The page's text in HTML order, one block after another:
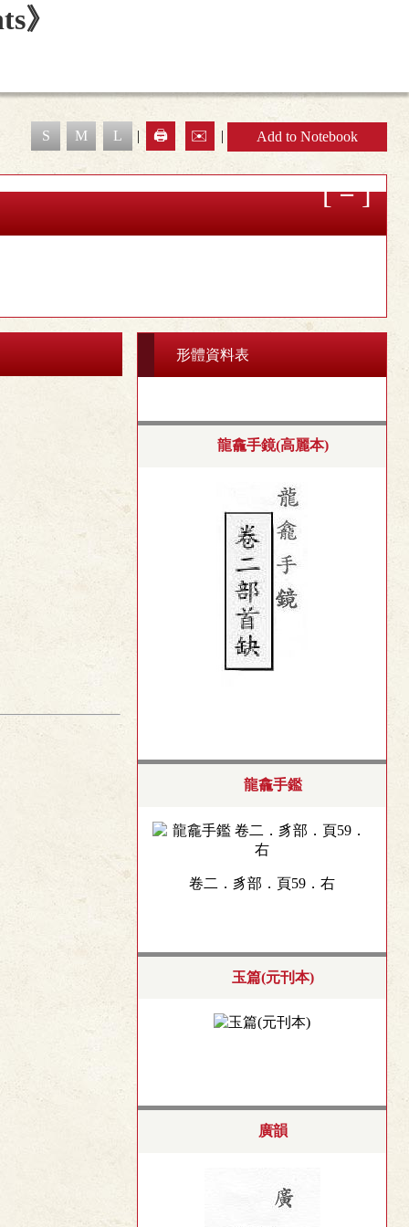
S M L | 🖨️ ✉️ | Add to Notebook
形體資料表
龍龕手鏡(高麗本)
龍龕手鑑
卷二．豸部．頁59．右
玉篇(元刊本)
廣韻